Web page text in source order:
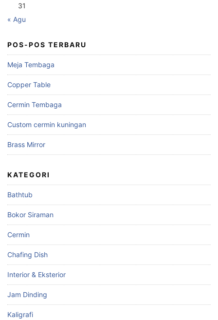
31
« Agu
POS-POS TERBARU
Meja Tembaga
Copper Table
Cermin Tembaga
Custom cermin kuningan
Brass Mirror
KATEGORI
Bathtub
Bokor Siraman
Cermin
Chafing Dish
Interior & Eksterior
Jam Dinding
Kaligrafi